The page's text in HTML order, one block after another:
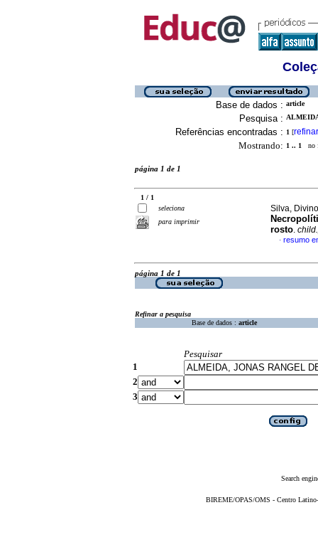
Base de dados : article
Pesquisa :
Referências encontradas : 1 [refinar
Mostrando: 1 .. 1 no
página 1 de 1
1 / 1
seleciona
para imprimir
Silva,
rosto.
· resumo
página 1 de 1
Refinar a pesquisa
Base de dados : article
Pesquisar
1
2
3
Search
BIREME/OPAS/OMS - Centro Latino-